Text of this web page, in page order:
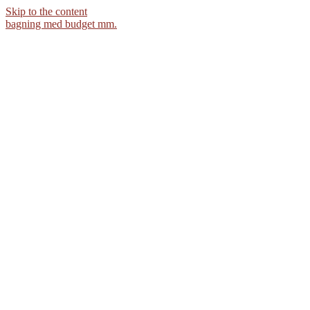
Skip to the content
bagning med budget mm.